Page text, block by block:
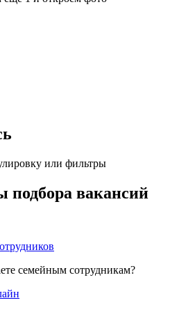
или фильтры
вакансий
семейным сотрудникам?